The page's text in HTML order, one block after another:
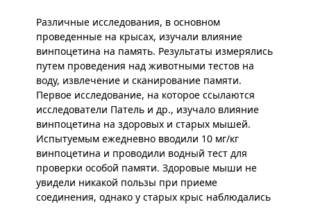
Различные исследования, в основном
проведенные на крысах, изучали влияние
винпоцетина на память. Результаты измерялись
путем проведения над животными тестов на
воду, извлечение и сканирование памяти.
Первое исследование, на которое ссылаются
исследователи Патель и др., изучало влияние
винпоцетина на здоровых и старых мышей.
Испытуемым ежедневно вводили 10 мг/кг
винпоцетина и проводили водный тест для
проверки особой памяти. Здоровые мыши не
увидели никакой пользы при приеме
соединения, однако у старых крыс наблюдались